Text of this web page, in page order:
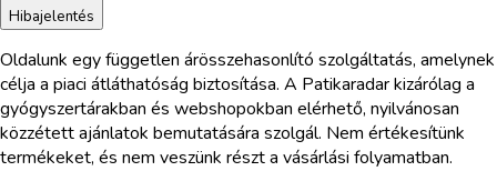
Hibajelentés
Oldalunk egy független árösszehasonlító szolgáltatás, amelynek
célja a piaci átláthatóság biztosítása. A Patikaradar kizárólag a
gyógyszertárakban és webshopokban elérhető, nyilvánosan
közzétett ajánlatok bemutatására szolgál. Nem értékesítünk
termékeket, és nem veszünk részt a vásárlási folyamatban.